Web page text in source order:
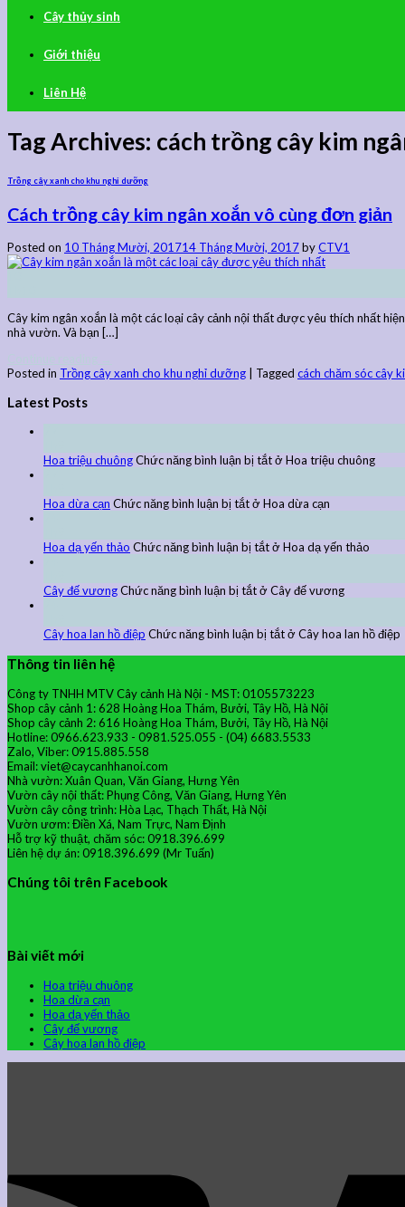
Cây thủy sinh
Giới thiệu
Liên Hệ
Tag Archives: cách trồng cây kim
Trồng cây xanh cho khu nghỉ dưỡng
Cách trồng cây kim ngân xoắn vô cùng đơn giản
Posted on 10 Tháng Mười, 201714 Tháng Mười, 2017byCTV1
Cây kim ngân xoắn là một các loại cây cảnh nội thất được yêu thích nhất
nhà vườn. Và bạn […]
Posted in Trồng cây xanh cho khu nghỉ dưỡng Tagged cách chăm sóc cây
Latest Posts
Hoa triệu chuôngChức năng bình luận bị tắtở Hoa triệu chuông
Hoa dừa cạn Chức năng bình luận bị tắtở Hoa dừa cạn
Hoa dạ yến thảo Chức năng bình luận bị tắtở Hoa dạ yến thảo
Cây đế vươngChức năng bình luận bị tắtở Cây đế vương
Cây hoa lan hồ điệp Chức năng bình luận bị tắtở Cây hoa lan hồ điệp
Thông tin liên hệ
Công ty TNHH MTV Cây cảnh Hà Nội - MST: 0105573223
Shop cây cảnh 1: 628 Hoàng Hoa Thám, Bưởi, Tây Hồ, Hà Nội
Shop cây cảnh 2: 616 Hoàng Hoa Thám, Bưởi, Tây Hồ, Hà Nội
Hotline: 0966.623.933 - 0981.525.055 - (04) 6683.5533
Zalo, Viber: 0915.885.558
Email: viet@caycanhhanoi.com
Nhà vườn: Xuân Quan, Văn Giang, Hưng Yên
Vườn cây nội thất: Phụng Công, Văn Giang, Hưng Yên
Vườn cây công trình: Hòa Lạc, Thạch Thất, Hà Nội
Vườn ươm: Điền Xá, Nam Trực, Nam Định
Hỗ trợ kỹ thuật, chăm sóc: 0918.396.699
Liên hệ dự án: 0918.396.699 (Mr Tuấn)
Chúng tôi trên Facebook
Bài viết mới
Hoa triệu chuông
Hoa dừa cạn
Hoa dạ yến thảo
Cây đế vương
Cây hoa lan hồ điệp